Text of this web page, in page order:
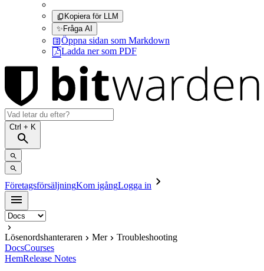
Kopiera för LLM
✨Fråga AI
Öppna sidan som Markdown
Ladda ner som PDF
Ctrl + K
FöretagsförsäljningKom igångLogga in
Lösenordshanteraren Mer
Troubleshooting
DocsCourses
HemRelease Notes